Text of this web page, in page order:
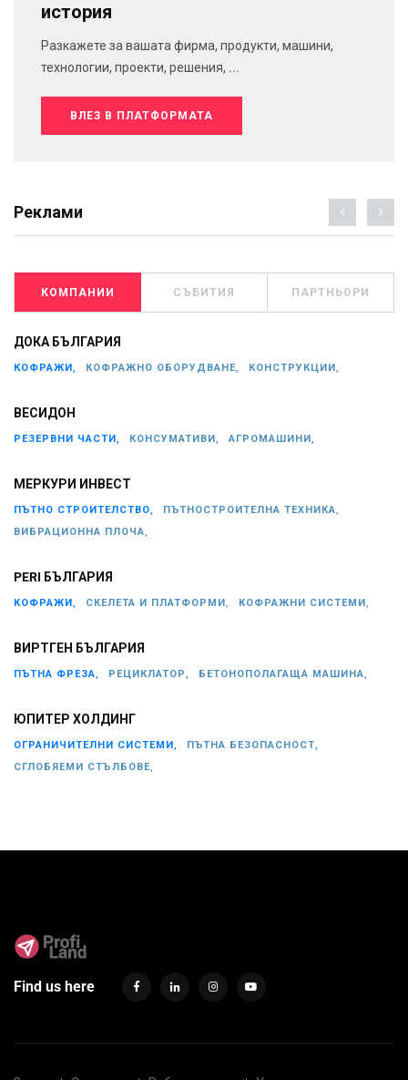
история
Разкажете за вашата фирма, продукти, машини,
технологии, проекти, решения, ...
ВЛЕЗ В ПЛАТФОРМАТА
Реклами
КОМПАНИИ СЪБИТИЯ ПАРТНЬОРИ
ДОКА БЪЛГАРИЯ
КОФРАЖИ, КОФРАЖНО ОБОРУДВАНЕ, КОНСТРУКЦИИ,
ВЕСИДОН
РЕЗЕРВНИ ЧАСТИ, КОНСУМАТИВИ, АГРОМАШИНИ,
МЕРКУРИ ИНВЕСТ
ПЪТНО СТРОИТЕЛСТВО,
ПЪТНОСТРОИТЕЛНА ТЕХНИКА,
ВИБРАЦИОННА ПЛОЧА,
PERI БЪЛГАРИЯ
КОФРАЖИ, СКЕЛЕТА И ПЛАТФОРМИ, КОФРАЖНИ СИСТЕМИ,
ВИРТГЕН БЪЛГАРИЯ
ПЪТНА ФРЕЗА, РЕЦИКЛАТОР, БЕТОНОПОЛАГАЩА МАШИНА,
ЮПИТЕР ХОЛДИНГ
ОГРАНИЧИТЕЛНИ СИСТЕМИ,
ПЪТНА БЕЗОПАСНОСТ,
СГЛОБЯЕМИ СТЪЛБОВЕ,
Find us here